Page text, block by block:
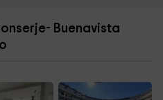
Pere Apòstol 12,9 km
Buenavista